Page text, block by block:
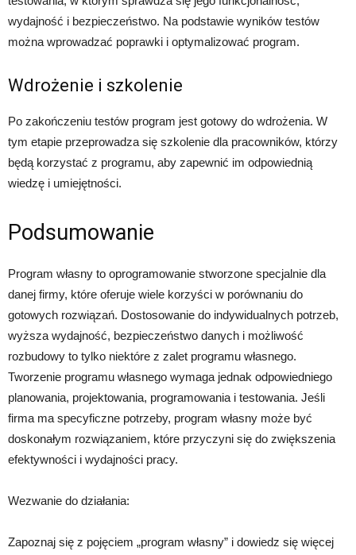
wydajność i bezpieczeństwo. Na podstawie wyników testów
można wprowadzać poprawki i optymalizować program.
Wdrożenie i szkolenie
Po zakończeniu testów program jest gotowy do wdrożenia. W
tym etapie przeprowadza się szkolenie dla pracowników, którzy
będą korzystać z programu, aby zapewnić im odpowiednią
wiedzę i umiejętności.
Podsumowanie
Program własny to oprogramowanie stworzone specjalnie dla
danej firmy, które oferuje wiele korzyści w porównaniu do
gotowych rozwiązań. Dostosowanie do indywidualnych potrzeb,
wyższa wydajność, bezpieczeństwo danych i możliwość
rozbudowy to tylko niektóre z zalet programu własnego.
Tworzenie programu własnego wymaga jednak odpowiedniego
planowania, projektowania, programowania i testowania. Jeśli
firma ma specyficzne potrzeby, program własny może być
doskonałym rozwiązaniem, które przyczyni się do zwiększenia
efektywności i wydajności pracy.
Wezwanie do działania:
Zapoznaj się z pojęciem „program własny” i dowiedz się więcej